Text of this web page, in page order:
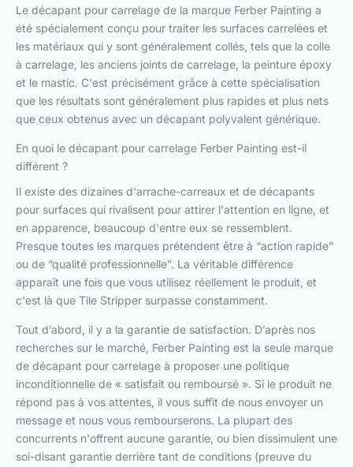
Le décapant pour carrelage de la marque Ferber Painting a
été spécialement conçu pour traiter les surfaces carrelées et
les matériaux qui y sont généralement collés, tels que la colle
à carrelage, les anciens joints de carrelage, la peinture époxy
et le mastic. C'est précisément grâce à cette spécialisation
que les résultats sont généralement plus rapides et plus nets
que ceux obtenus avec un décapant polyvalent générique.
En quoi le décapant pour carrelage Ferber Painting est-il
différent ?
Il existe des dizaines d'arrache-carreaux et de décapants
pour surfaces qui rivalisent pour attirer l'attention en ligne, et
en apparence, beaucoup d'entre eux se ressemblent.
Presque toutes les marques prétendent être à “action rapide”
ou de “qualité professionnelle”. La véritable différence
apparaît une fois que vous utilisez réellement le produit, et
c'est là que Tile Stripper surpasse constamment.
Tout d’abord, il y a la garantie de satisfaction. D’après nos
recherches sur le marché, Ferber Painting est la seule marque
de décapant pour carrelage à proposer une politique
inconditionnelle de « satisfait ou remboursé ». Si le produit ne
répond pas à vos attentes, il vous suffit de nous envoyer un
message et nous vous rembourserons. La plupart des
concurrents n'offrent aucune garantie, ou bien dissimulent une
soi-disant garantie derrière tant de conditions (preuve du